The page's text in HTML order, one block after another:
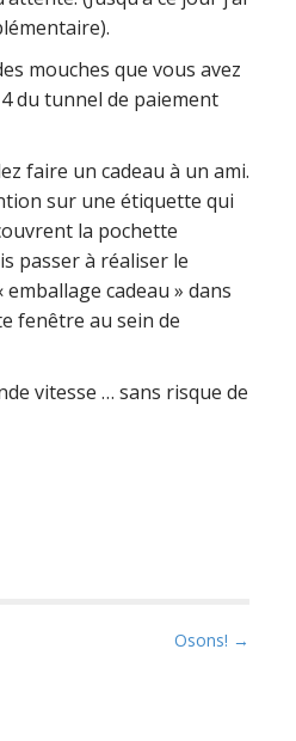
mouches que vous avez
du tunnel de paiement
faire un cadeau à un ami.
sur une étiquette qui
la pochette
passer à réaliser le
cadeau » dans
fenêtre au sein de
vitesse … sans risque de
Osons! →